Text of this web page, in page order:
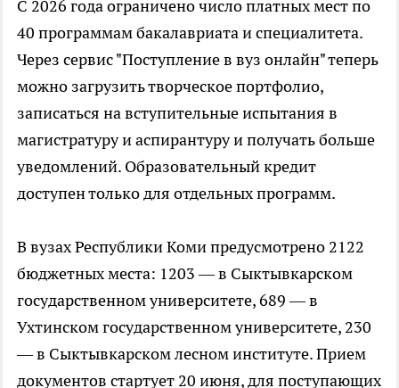
С 2026 года ограничено число платных мест по
40 программам бакалавриата и специалитета.
Через сервис "Поступление в вуз онлайн" теперь
можно загрузить творческое портфолио,
записаться на вступительные испытания в
магистратуру и аспирантуру и получать больше
уведомлений. Образовательный кредит
доступен только для отдельных программ.
В вузах Республики Коми предусмотрено 2122
бюджетных места: 1203 — в Сыктывкарском
государственном университете, 689 — в
Ухтинском государственном университете, 230
— в Сыктывкарском лесном институте. Прием
документов стартует 20 июня, для поступающих